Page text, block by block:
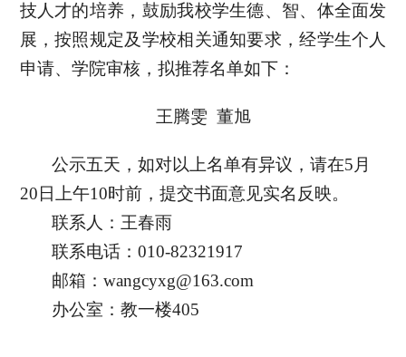
技人才的培养，鼓励我校学生德、智、体全面发
展，按照规定及学校相关通知要求，经学生个人
申请、学院审核，拟推荐名单如下：
王腾雯 董旭
公示五天，如对以上名单有异议，请在5月
20日上午10时前，提交书面意见实名反映。
联系人：王春雨
联系电话：010-82321917
邮箱：wangcyxg@163.com
办公室：教一楼405